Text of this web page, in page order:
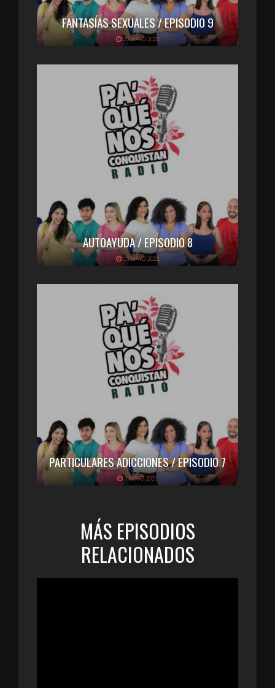
FANTASÍAS SEXUALES / EPISODIO 9
20 MAYO 2021
AUTOAYUDA / EPISODIO 8
13 MAYO 2021
PARTICULARES ADICCIONES / EPISODIO 7
3 MAYO 2021
MÁS EPISODIOS
RELACIONADOS